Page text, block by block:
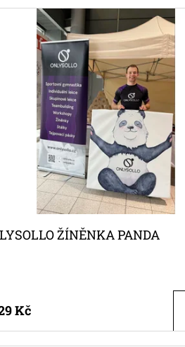
ŽÍNĚNKA PANDA
Kč